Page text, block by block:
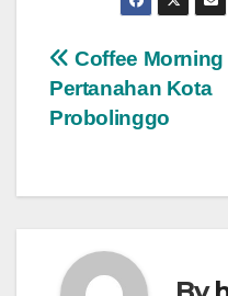
Post
navigation
Coffee Morning
Pertanahan Kota
Probolinggo